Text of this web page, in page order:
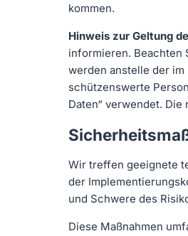
kommen.
Hinweis zur Geltung
informieren. Beachten
werden anstelle der im
schützenswerte
Daten“ verwendet.
Wir treffen geeignete
der
und Schwere des
Diese Maßnahmen